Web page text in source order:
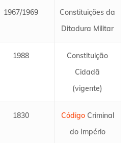
1967/1969
Constituições da
Ditadura Militar
1988
Constituição
Cidadã
(vigente)
1830 CódigoCriminal
do Império